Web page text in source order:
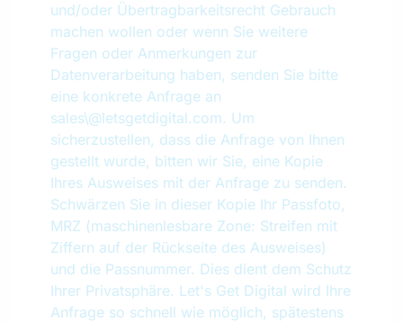
und/oder Übertragbarkeitsrecht Gebrauch
machen wollen oder wenn Sie weitere
Fragen oder Anmerkungen zur
Datenverarbeitung haben, senden Sie bitte
eine konkrete Anfrage an
sales\@letsgetdigital.com. Um
sicherzustellen, dass die Anfrage von Ihnen
gestellt wurde, bitten wir Sie, eine Kopie
Ihres Ausweises mit der Anfrage zu senden.
Schwärzen Sie in dieser Kopie Ihr Passfoto,
MRZ (maschinenlesbare Zone: Streifen mit
Ziffern auf der Rückseite des Ausweises)
und die Passnummer. Dies dient dem Schutz
Ihrer Privatsphäre. Let's Get Digital wird Ihre
Anfrage so schnell wie möglich, spätestens